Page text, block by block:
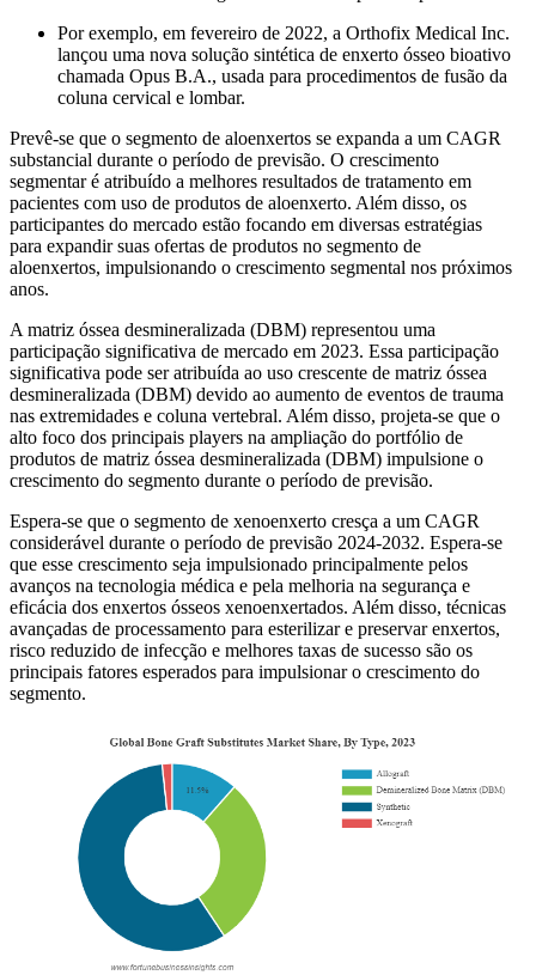
Por exemplo, em fevereiro de 2022, a Orthofix Medical Inc.
lançou uma nova solução sintética de enxerto ósseo bioativo
chamada Opus B.A., usada para procedimentos de fusão da
coluna cervical e lombar.
Prevê-se que o segmento de aloenxertos se expanda a um CAGR
substancial durante o período de previsão. O crescimento
segmentar é atribuído a melhores resultados de tratamento em
pacientes com uso de produtos de aloenxerto. Além disso, os
participantes do mercado estão focando em diversas estratégias
para expandir suas ofertas de produtos no segmento de
aloenxertos, impulsionando o crescimento segmental nos próximos
anos.
A matriz óssea desmineralizada (DBM) representou uma
participação significativa de mercado em 2023. Essa participação
significativa pode ser atribuída ao uso crescente de matriz óssea
desmineralizada (DBM) devido ao aumento de eventos de trauma
nas extremidades e coluna vertebral. Além disso, projeta-se que o
alto foco dos principais players na ampliação do portfólio de
produtos de matriz óssea desmineralizada (DBM) impulsione o
crescimento do segmento durante o período de previsão.
Espera-se que o segmento de xenoenxerto cresça a um CAGR
considerável durante o período de previsão 2024-2032. Espera-se
que esse crescimento seja impulsionado principalmente pelos
avanços na tecnologia médica e pela melhoria na segurança e
eficácia dos enxertos ósseos xenoenxertados. Além disso, técnicas
avançadas de processamento para esterilizar e preservar enxertos,
risco reduzido de infecção e melhores taxas de sucesso são os
principais fatores esperados para impulsionar o crescimento do
segmento.